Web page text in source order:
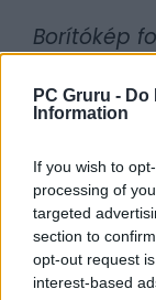
PC Gruru - Do
Information
If you wish to
processing of
targeted
section to
opt-out request
interest-based
Borítókép
Szerző:
Dátum:
Csapd
Guru
a